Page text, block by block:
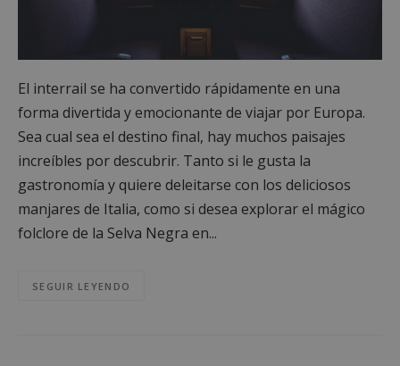
El interrail se ha convertido rápidamente en una
forma divertida y emocionante de viajar por Europa.
Sea cual sea el destino final, hay muchos paisajes
increíbles por descubrir. Tanto si le gusta la
gastronomía y quiere deleitarse con los deliciosos
manjares de Italia, como si desea explorar el mágico
folclore de la Selva Negra en...
SEGUIR LEYENDO